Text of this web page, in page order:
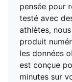
pensée pour
testé avec
athlètes,
produit
les données
est conçue
minutes sur